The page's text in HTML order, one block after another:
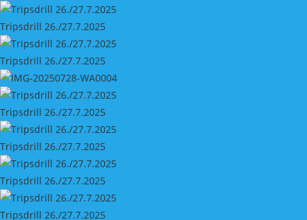
Tripsdrill 26./27.7.2025
Tripsdrill 26./27.7.2025
Tripsdrill 26./27.7.2025
Tripsdrill 26./27.7.2025
Tripsdrill 26./27.7.2025
Tripsdrill 26./27.7.2025